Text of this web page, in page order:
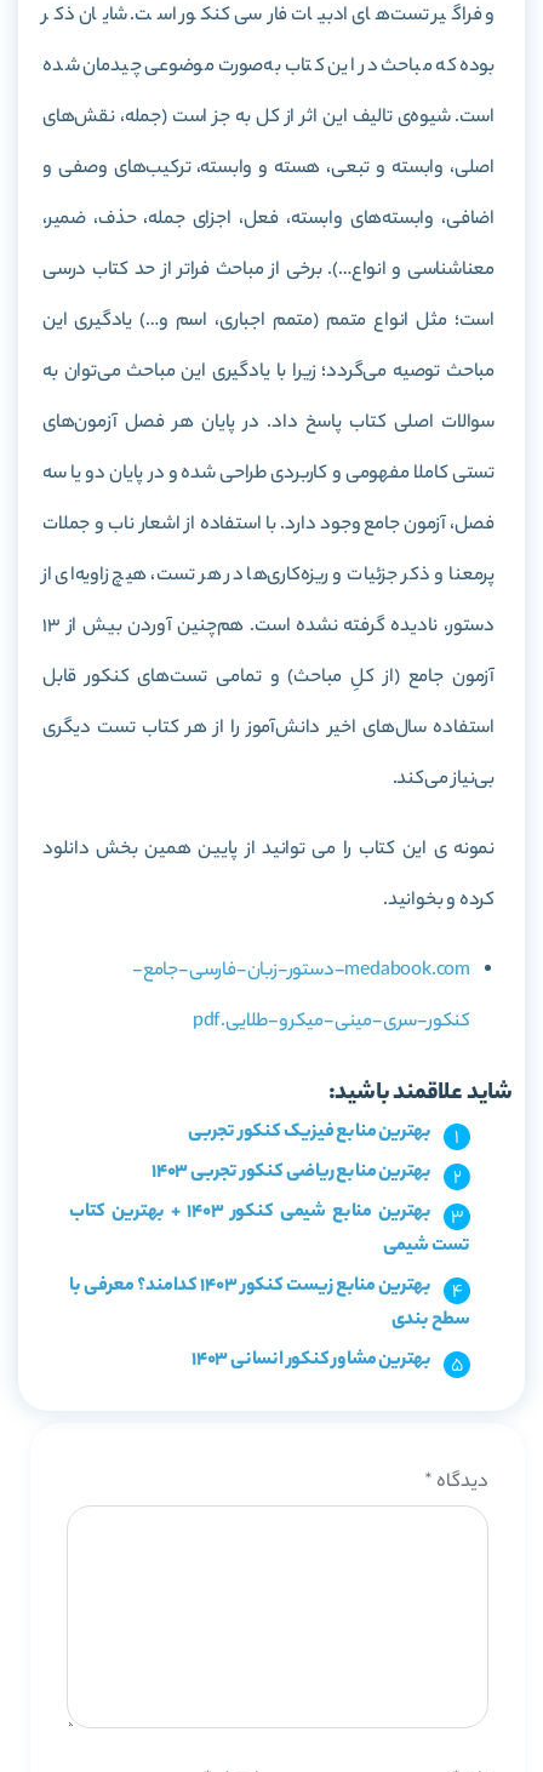
و فراگیر تست‌های ادبیات فارسی کنکور است. شایان ذکر
بوده که مباحث در این کتاب به‌صورت موضوعی چیدمان شده
است. شیوه‌ی تالیف این اثر از کل به جز است (جمله، نقش‌های
اصلی، وابسته و تبعی، هسته و وابسته، ترکیب‌های وصفی و
اضافی، وابسته‌های وابسته، فعل، اجزای جمله، حذف، ضمیر،
معناشناسی و انواع…). برخی از مباحث فراتر از حد کتاب درسی
است؛ مثل انواع متمم (متمم اجباری، اسم و…) یادگیری این
مباحث توصیه می‌گردد؛ زیرا با یادگیری این مباحث می‌توان به
سوالات اصلی کتاب پاسخ داد. در پایان هر فصل آزمون‌های
تستی کاملا مفهومی و کاربردی طراحی شده و در پایان دو یا سه
فصل، آزمون جامع وجود دارد. با استفاده از اشعار ناب و جملات
پرمعنا و ذکر جزئیات و ریزه‌کاری‌ها در هر تست، هیچ زاویه‌ای از
دستور، نادیده گرفته نشده است. هم‌چنین آوردن بیش از 13
آزمون جامع (از کلِ مباحث) و تمامی تست‌های کنکور قابل
استفاده سال‌های اخیر دانش‌آموز را از هر کتاب تست دیگری
بی‌نیاز می‌کند.
نمونه ی این کتاب را می توانید از پایین همین بخش دانلود
کرده و بخوانید.
medabook.com-دستور-زبان-فارسی-جامع-
کنکور-سری-مینی-میکرو-طلایی.pdf
شاید علاقمند باشید:
بهترین منابع فیزیک کنکور تجربی
بهترین منابع ریاضی کنکور تجربی 1403
بهترین منابع شیمی کنکور 1403 + بهترین کتاب
تست شیمی
بهترین منابع زیست کنکور 1403 کدامند؟ معرفی با
سطح بندی
بهترین مشاور کنکور انسانی 1403
دیدگاه *